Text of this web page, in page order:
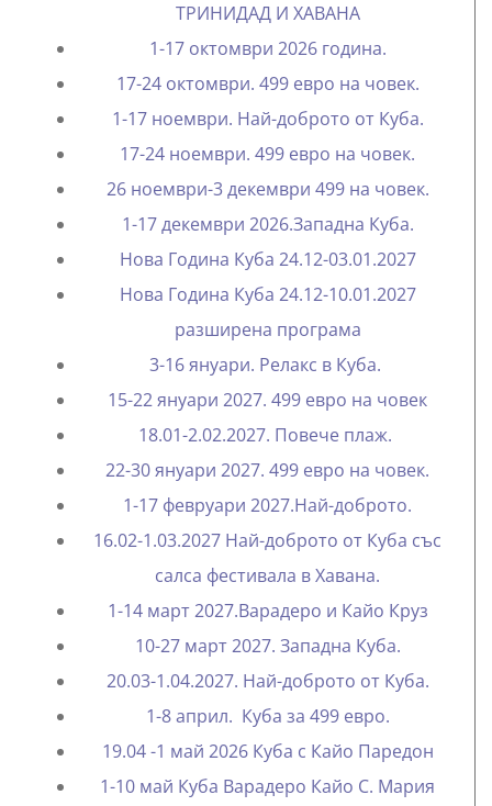
ТРИНИДАД И ХАВАНА
1-17 октомври 2026 година.
17-24 октомври. 499 евро на човек.
1-17 ноември. Най-доброто от Куба.
17-24 ноември. 499 евро на човек.
26 ноември-3 декември 499 на човек.
1-17 декември 2026.Западна Куба.
Нова Година Куба 24.12-03.01.2027
Нова Година Куба 24.12-10.01.2027
разширена програма
3-16 януари. Релакс в Куба.
15-22 януари 2027. 499 евро на човек
18.01-2.02.2027. Повече плаж.
22-30 януари 2027. 499 евро на човек.
1-17 февруари 2027.Най-доброто.
16.02-1.03.2027 Най-доброто от Куба със
салса фестивала в Хавана.
1-14 март 2027.Варадеро и Кайо Круз
10-27 март 2027. Западна Куба.
20.03-1.04.2027. Най-доброто от Куба.
1-8 април. Куба за 499 евро.
19.04 -1 май 2026 Куба с Кайо Паредон
1-10 май Куба Варадеро Кайо С. Мария